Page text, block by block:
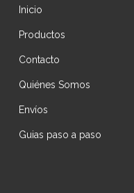
Inicio
Productos
Contacto
Quiénes Somos
Envíos
Guias paso a paso